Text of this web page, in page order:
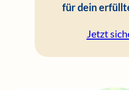
für dein
Jetzt